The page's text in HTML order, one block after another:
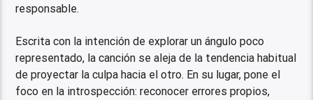
responsable.
Escrita con la intención de explorar un ángulo poco
representado, la canción se aleja de la tendencia habitual
de proyectar la culpa hacia el otro. En su lugar, pone el
foco en la introspección: reconocer errores propios,